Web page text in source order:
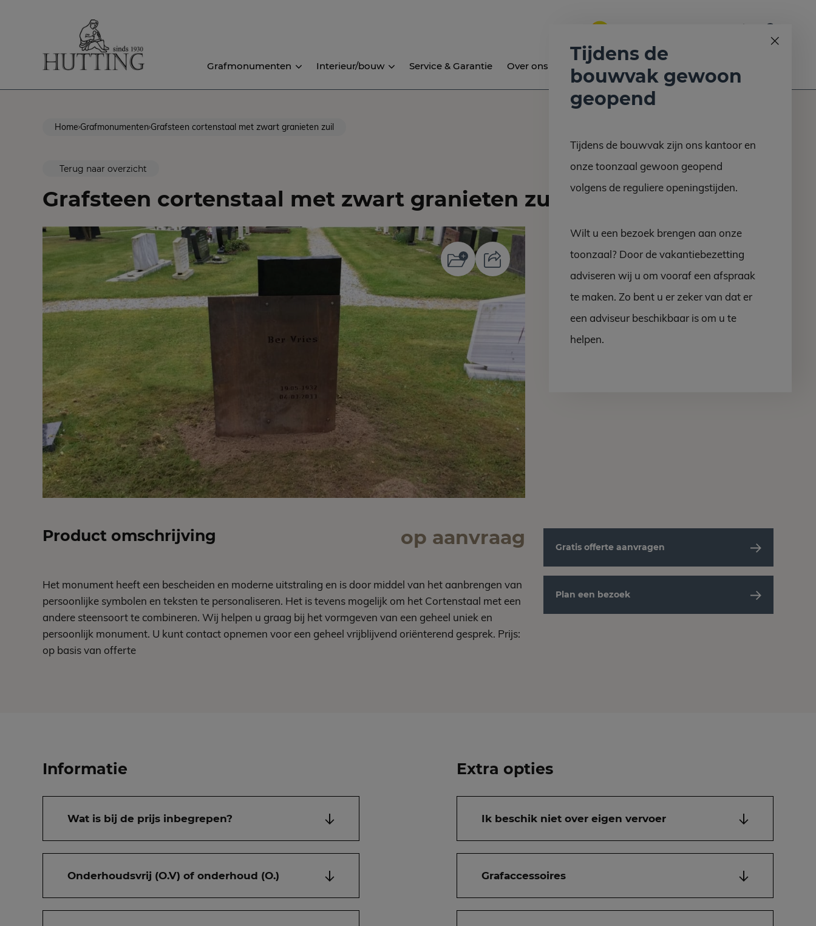
Grafmonumenten Interieur/bouw Service & Garantie Over ons Nieuws
Home Grafmonumenten Grafsteen cortenstaal met zwart granieten zuil
Terug naar overzicht
Grafsteen cortenstaal met zwart granieten zuil
Product omschrijving op aanvraag
Het monument heeft een bescheiden en moderne uitstraling en is door middel van het aanbrengen van
persoonlijke symbolen en teksten te personaliseren. Het is tevens mogelijk om het Cortenstaal met een
andere steensoort te combineren. Wij helpen u graag bij het vormgeven van een geheel uniek en
persoonlijk monument. U kunt contact opnemen voor een geheel vrijblijvend oriënterend gesprek. Prijs:
op basis van offerte
Gratis offerte aanvragen
Plan een bezoek
Informatie
Wat is bij de prijs inbegrepen?
Onderhoudsvrij (O.V) of onderhoud (O.)
Extra opties
Ik beschik niet over eigen vervoer
Grafaccessoires
Tijdens de
bouwvak gewoon
geopend
Tijdens de bouwvak zijn ons kantoor en
onze toonzaal gewoon geopend
volgens de reguliere openingstijden.
Wilt u een bezoek brengen aan onze
toonzaal? Door de vakantiebezetting
adviseren wij u om vooraf een afspraak
te maken. Zo bent u er zeker van dat er
een adviseur beschikbaar is om u te
helpen.